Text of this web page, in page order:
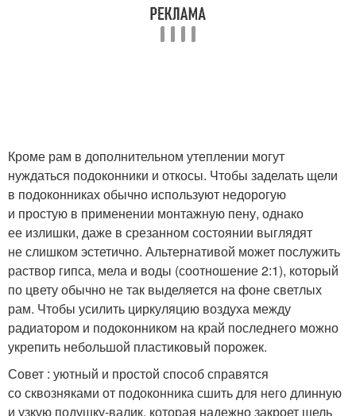
Кроме рам в дополнительном утеплении могут
нуждаться подоконники и откосы. Чтобы заделать щели
в подоконниках обычно используют недорогую
и простую в применении монтажную пену, однако
ее излишки, даже в срезанном состоянии выглядят
не слишком эстетично. Альтернативой может послужить
раствор гипса, мела и воды (соотношение 2:1), который
по цвету обычно не так выделяется на фоне светлых
рам. Чтобы усилить циркуляцию воздуха между
радиатором и подоконником на край последнего можно
укрепить небольшой пластиковый порожек.
Совет : уютный и простой способ справятся
со сквозняками от подоконника сшить для него длинную
и узкую подушку-валик, которая надежно закроет щель